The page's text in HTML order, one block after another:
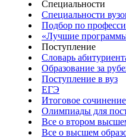
Специальности
Специальности
Подбор по
«Лучшие
Поступление
Словарь
Образование за
Поступление в вуз
ЕГЭ
Итоговое
Олимпиады для
Все о втором
Все о высшем